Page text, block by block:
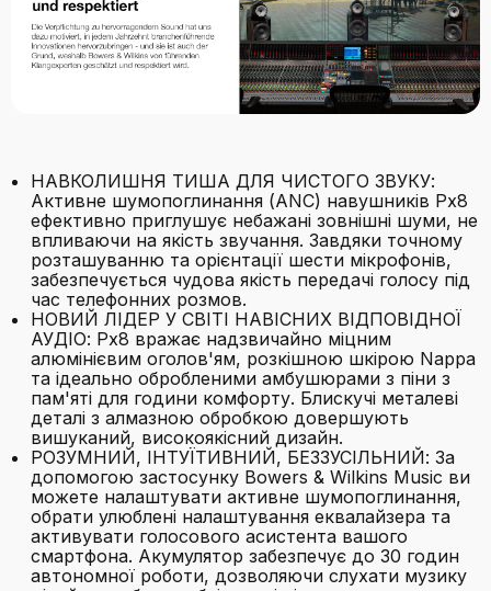
НАВКОЛИШНЯ ТИША ДЛЯ ЧИСТОГО ЗВУКУ:
Активне шумопоглинання (ANC) навушників Px8
ефективно приглушує небажані зовнішні шуми, не
впливаючи на якість звучання. Завдяки точному
розташуванню та орієнтації шести мікрофонів,
забезпечується чудова якість передачі голосу під
час телефонних розмов.
НОВИЙ ЛІДЕР У СВІТІ НАВІСНИХ ВІДПОВІДНОЇ
АУДІО: Px8 вражає надзвичайно міцним
алюмінієвим оголов'ям, розкішною шкірою Nappa
та ідеально обробленими амбушюрами з піни з
пам'яті для години комфорту. Блискучі металеві
деталі з алмазною обробкою довершують
вишуканий, високоякісний дизайн.
РОЗУМНИЙ, ІНТУЇТИВНИЙ, БЕЗЗУСІЛЬНИЙ: За
допомогою застосунку Bowers & Wilkins Music ви
можете налаштувати активне шумопоглинання,
обрати улюблені налаштування еквалайзера та
активувати голосового асистента вашого
смартфона. Акумулятор забезпечує до 30 годин
автономної роботи, дозволяючи слухати музику